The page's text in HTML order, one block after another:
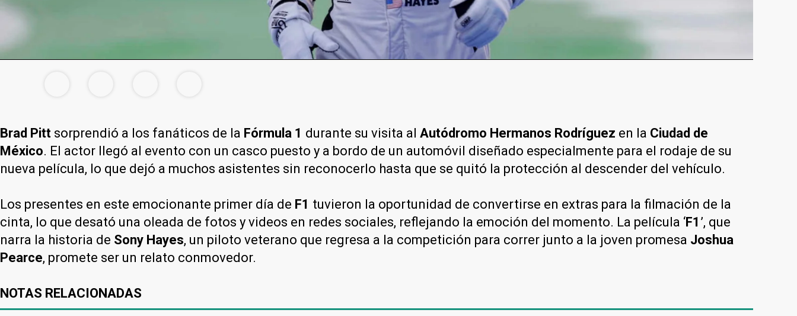
Brad Pitt sorprendió a los fanáticos de la Fórmula 1 durante su visita al Autódromo Hermanos Rodríguez en la Ciudad de
México. El actor llegó al evento con un casco puesto y a bordo de un automóvil diseñado especialmente para el rodaje de su
nueva película, lo que dejó a muchos asistentes sin reconocerlo hasta que se quitó la protección al descender del vehículo.
Los presentes en este emocionante primer día de F1 tuvieron la oportunidad de convertirse en extras para la filmación de la
cinta, lo que desató una oleada de fotos y videos en redes sociales, reflejando la emoción del momento. La película ‘F1 ’, que
narra la historia de Sony Hayes, un piloto veterano que regresa a la competición para correr junto a la joven promesa Joshua
Pearce, promete ser un relato conmovedor.
NOTAS RELACIONADAS